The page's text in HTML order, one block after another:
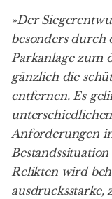
»Der
besonders
Parkanlage zum
gänzlich die
entfernen. Es
Anforderungen
Relikten wird
ausdrucksstarke,